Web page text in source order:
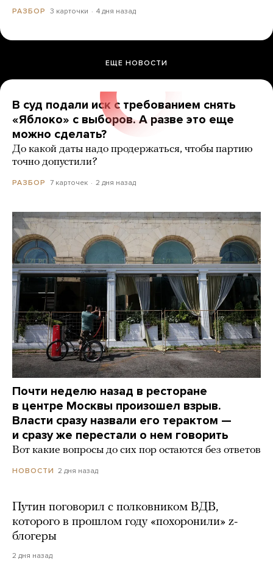
РАЗБОР 3 карточки 4 дня назад
ЕЩЕ НОВОСТИ
В суд подали иск с требованием снять
«Яблоко» с выборов. А разве это еще
можно сделать?
До какой даты надо продержаться, чтобы партию
точно допустили?
РАЗБОР 7 карточек 2 дня назад
Почти неделю назад в ресторане
в центре Москвы произошел взрыв.
Власти сразу назвали его терактом —
и сразу же перестали о нем говорить
Вот какие вопросы до сих пор остаются без ответов
НОВОСТИ 2 дня назад
Путин поговорил с полковником ВДВ,
которого в прошлом году «похоронили» z-
блогеры
2 дня назад